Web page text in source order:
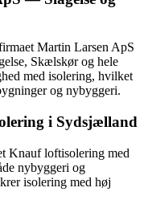
Martin Larsen ApS
Skælskør og hele
med isolering, hvilket
og nybyggeri.
i Sydsjælland
Knauf loftisolering med
nybyggeri og
isolering med høj